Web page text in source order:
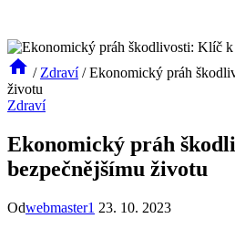
/ Zdraví / Ekonomický práh
životu
Zdraví
Ekonomický práh
bezpečnějšímu životu
Odwebmaster1 23. 10. 2023